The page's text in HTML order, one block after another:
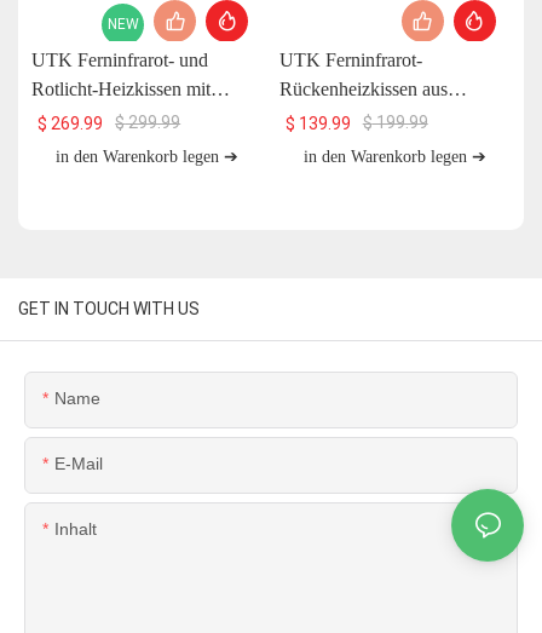
NEW
UTK Ferninfrarot- und
Rotlicht-Heizkissen mit
Jadestein und Magnetstein, 26
x 20 Zoll, H13T4
$ 269.99 $299.99
in den Warenkorb legen ➔
UTK Ferninfrarot-
Rückenheizkissen aus
natürlichem Jade, H11S2
$ 139.99 $199.99
in den Warenkorb legen ➔
GET IN TOUCH WITH US
Name
E-Mail
Inhalt